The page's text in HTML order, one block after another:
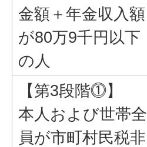
金額＋年金収入額
が80万9千円以下
の人
【第3段階⓵】
本人および世帯全
員が市町村民税非